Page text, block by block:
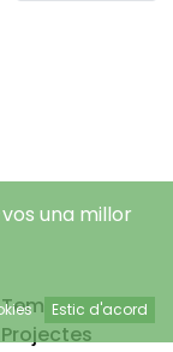
Temps Lliure
Projectes
una millor
Estic d'acord